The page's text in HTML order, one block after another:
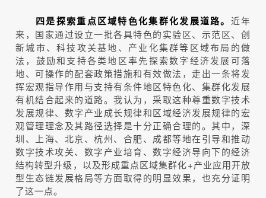
四是探索重点区域特色化集群化发展道路。 近年
来，国家通过设立一批各具特色的实验区、示范区、创
新城市、科技攻关基地、产业化集群等区域布局的做
法，鼓励和支持各类地区率先探索数字经济发展可落
地、可操作的配套政策措施和有效做法，走出一条将发
挥宏观指导作用与支持有条件地区特色化、集群化发展
有机结合起来的道路。我认为，采取这种尊重数字技术
发展规律、数字产业成长规律和区域经济发展规律的宏
观管理理念及其路径选择是十分正确合理的。其中，深
圳、上海、北京、杭州、合肥、成都等地在引导和推动
数字技术攻关、数字产业培育、数字经济导向下的经济
结构转型升级，以及形成重点区域集群化+产业应用开放
型生态链发展格局等方面取得的明显效果，也充分证明
了这一点。